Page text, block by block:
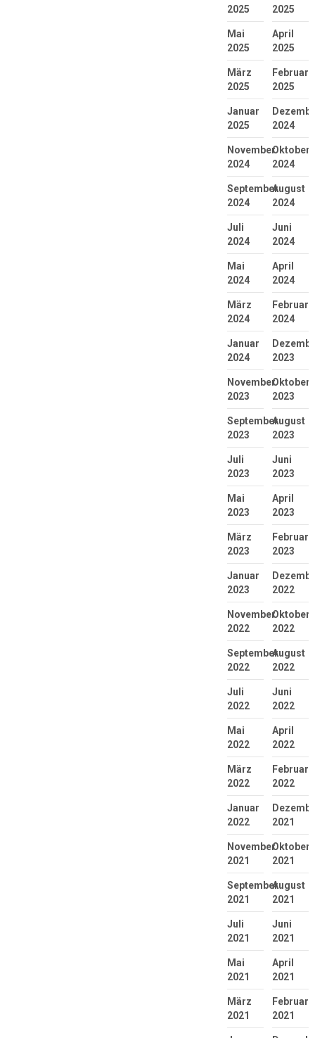
2025
2025
Mai
2025
April
2025
März
2025
Februar
2025
Januar
2025
2024
November
2024
Oktober
2024
September
2024
August
2024
Juli
2024
Juni
2024
Mai
2024
April
2024
März
2024
Februar
2024
Januar
2024
2023
November
2023
Oktober
2023
September
2023
August
2023
Juli
2023
Juni
2023
Mai
2023
April
2023
März
2023
Februar
2023
Januar
2023
2022
November
2022
Oktober
2022
September
2022
August
2022
Juli
2022
Juni
2022
Mai
2022
April
2022
März
2022
Februar
2022
Januar
2022
2021
November
2021
Oktober
2021
September
2021
August
2021
Juli
2021
Juni
2021
Mai
2021
April
2021
März
2021
Februar
2021